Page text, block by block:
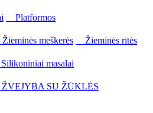
Platformos
meškerės
Žieminės ritės
masalai
SU ŽŪKLĖS